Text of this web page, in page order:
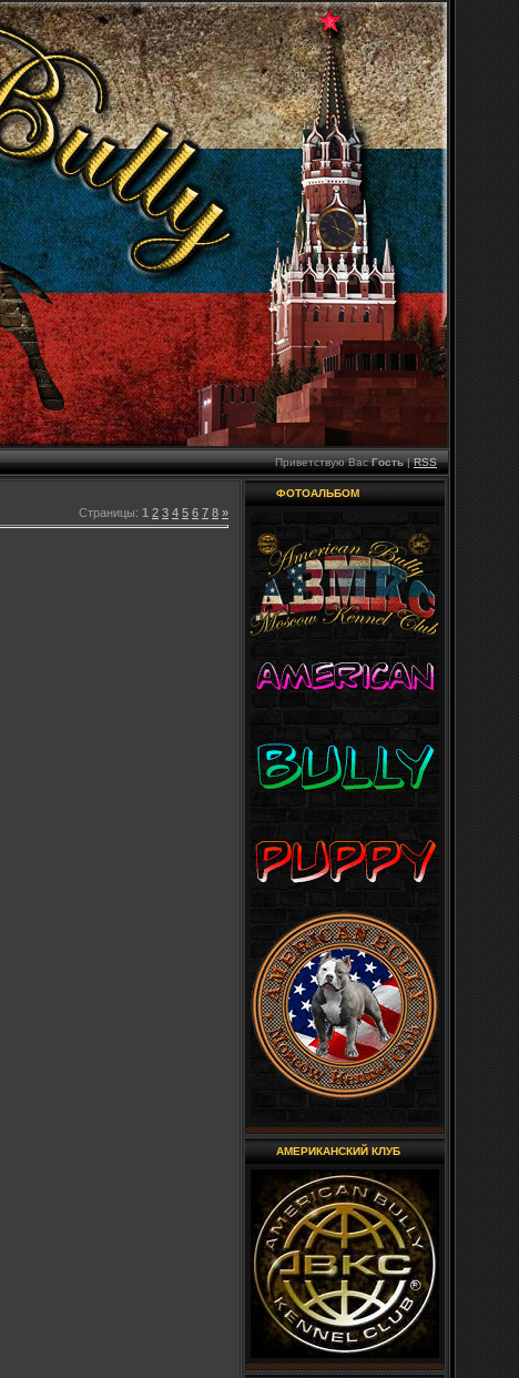
Приветствую Вас Гость|RSS
Страницы: 1 2 3 4 5 6 7 8 »
ФОТОАЛЬБОМ
АМЕРИКАНСКИЙ КЛУБ